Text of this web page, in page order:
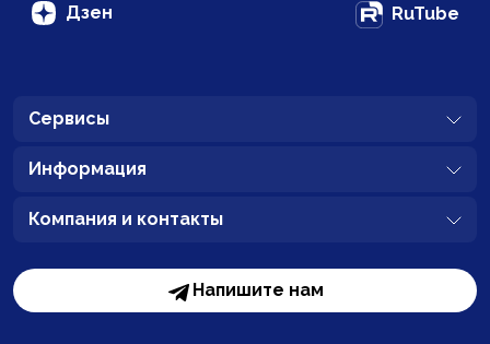
Дзен RuTube
Сервисы
Информация
Компания и контакты
Напишите нам